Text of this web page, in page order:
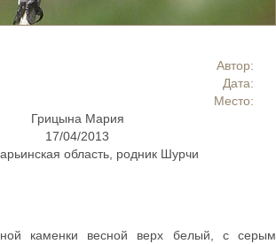
Автор:
Дата:
Место:
Грицына Мария
17/04/2013
область, родник Шурчи
каменки весной верх белый, с серым